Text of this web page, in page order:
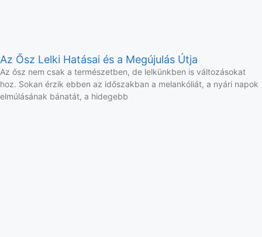
Az Ősz Lelki Hatásai és a Megújulás Útja
Az ősz nem csak a természetben, de lelkünkben is változásokat
hoz. Sokan érzik ebben az időszakban a melankóliát, a nyári napok
elmúlásának bánatát, a hidegebb